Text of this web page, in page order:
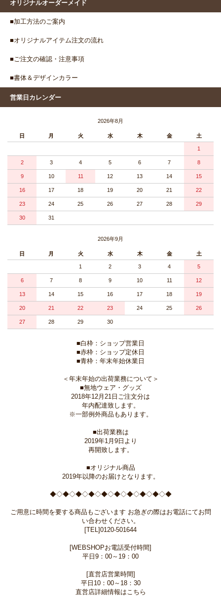
オリジナルオーダーメイド
■加工方法のご案内
■オリジナルアイテム注文の流れ
■ご注文の確認・注意事項
■書体＆デザインカラー
営業日カレンダー
2026年8月
日 月 火 水 木 金 土
1
2 3 4 5 6 7 8
9 10 11 12 13 14 15
16 17 18 19 20 21 22
23 24 25 26 27 28 29
30 31
2026年9月
日 月 火 水 木 金 土
1 2 3 4 5
6 7 8 9 10 11 12
13 14 15 16 17 18 19
20 21 22 23 24 25 26
27 28 29 30
■白枠：ショップ営業日
■赤枠：ショップ定休日
■青枠：年末年始休業日
＜年末年始の出荷業務について＞
■無地ウェア・グッズ
2018年12月21日ご注文分は
年内配達致します。
※一部例外商品もあります。
■出荷業務は
2019年1月9日より
再開致します。
■オリジナル商品
2019年以降のお届けとなります。
◆◇◆◇◆◇◆◇◆◇◆◇◆◇◆◇◆◇◆
ご用意に時間を要する商品もございます お急ぎの際はお電話にてお問
い合わせください。
[TEL]0120-501644
[WEBSHOPお電話受付時間]
平日9：00～19：00
[直営店営業時間]
平日10：00～18：30
直営店詳細情報はこちら